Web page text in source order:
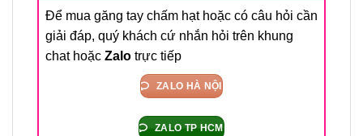
Để mua găng tay chấm hạt hoặc có câu hỏi cần
giải đáp, quý khách cứ nhắn hỏi trên khung
chat hoặc Zalo trực tiếp
ZALO HÀ NỘI
ZALO TP HCM